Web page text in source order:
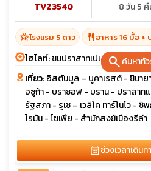
searchค้นหาทั
TVZ3540
8 วัน 5
hotel_classโรงแรม 5 ดาว restaurant อาหาร 16 มื้อ +
ไฮไลท์:ชมปราสาทเปเลส แดรกคูล่า
เที่ยว:อิสตันบูล – บูคาเรสต์ - ซินาย
อซูก้า - บราซอฟ - บราน - ปราสาท
รัฐสภา - รูเซ – เวลิโค ทาร์โนโว -
โรมัน - โซเฟีย - สำนักสงฆ์เมืองรีล่า
calendar_monthช่วงเวลาเดินท